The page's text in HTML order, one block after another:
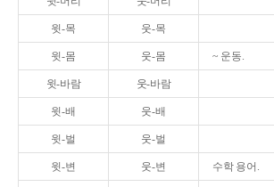
윗-목 웃-목
윗-몸 웃-몸 ~ 운동.
윗-바람 웃-바람
윗-배 웃-배
윗-벌 웃-벌
윗-변 웃-변 수학 용어.